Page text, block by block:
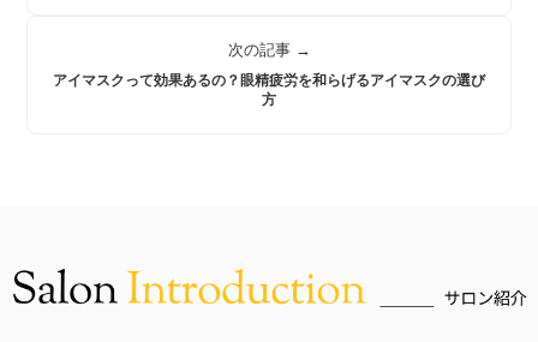
次の記事 →
アイマスクって効果あるの？眼精疲労を和らげるアイマスクの選び
方